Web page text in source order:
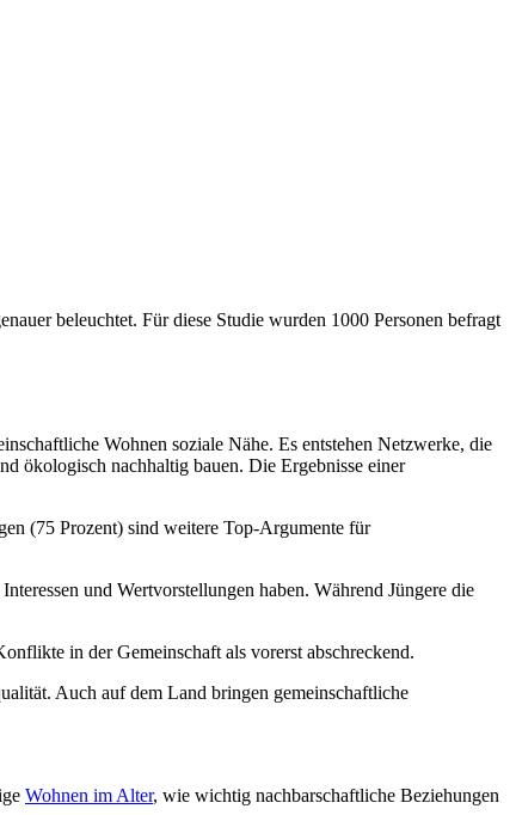
beleuchtet. Für diese Studie wurden 1000 Personen befragt
Wohnen soziale Nähe. Es entstehen Netzwerke, die
ökologisch nachhaltig bauen. Die Ergebnisse einer
(75 Prozent) sind weitere Top-Argumente für
und Wertvorstellungen haben. Während Jüngere die
in der Gemeinschaft als vorerst abschreckend.
Auch auf dem Land bringen gemeinschaftliche
Wohnen im Alter, wie wichtig nachbarschaftliche Beziehungen